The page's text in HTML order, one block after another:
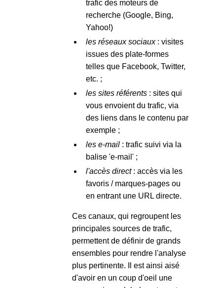
trafic des moteurs de
recherche (Google, Bing,
Yahoo!)
les réseaux sociaux: visites
issues des plate-formes
telles que Facebook, Twitter,
etc. ;
les sites référents : sites qui
vous envoient du trafic, via
des liens dans le contenu par
exemple ;
les e-mail : trafic suivi via la
balise 'e-mail' ;
l'accès direct: accès via les
favoris / marques-pages ou
en entrant une URL directe.
Ces canaux, qui regroupent les
principales sources de trafic,
permettent de définir de grands
ensembles pour rendre l'analyse
plus pertinente. Il est ainsi aisé
d'avoir en un coup d'oeil une